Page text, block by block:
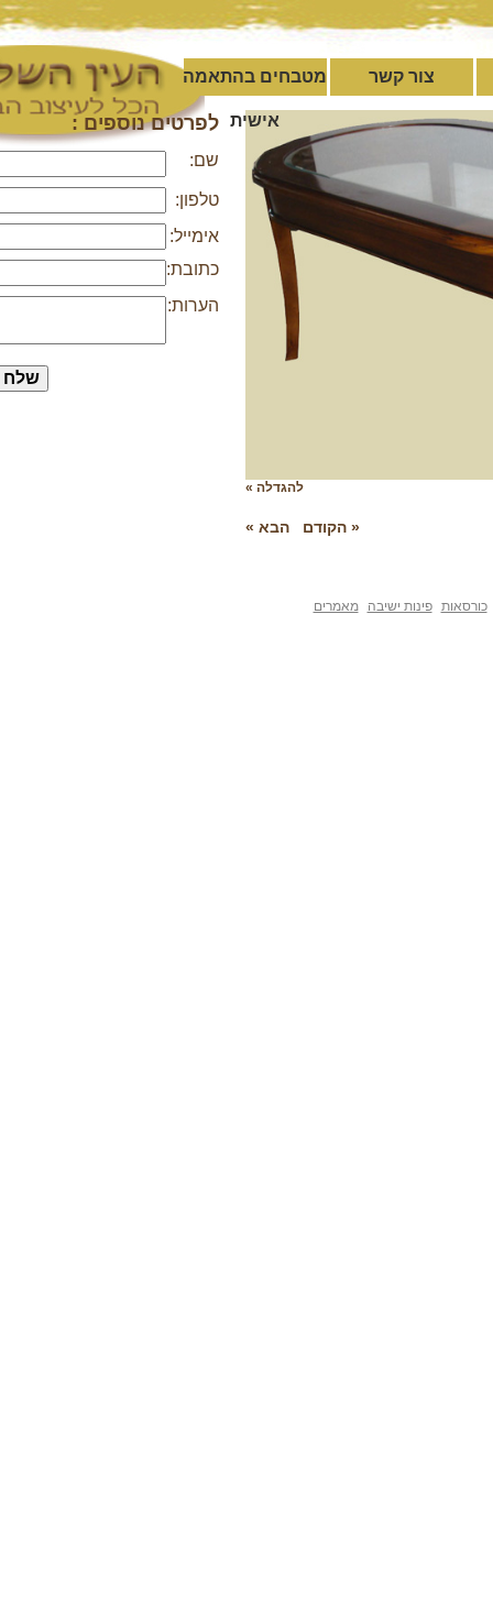
צור קשר מטבחים בהתאמה
לפרטים נוספים :
שם:
טלפון:
אימייל:
כתובת:
הערות:
להגדלה »
« הקודם הבא »
פינות ישיבה מאמרים